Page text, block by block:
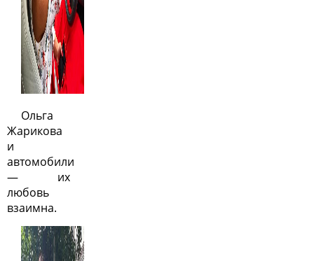
Ольга
Жарикова
и
автомобили
— их
любовь
взаимна.